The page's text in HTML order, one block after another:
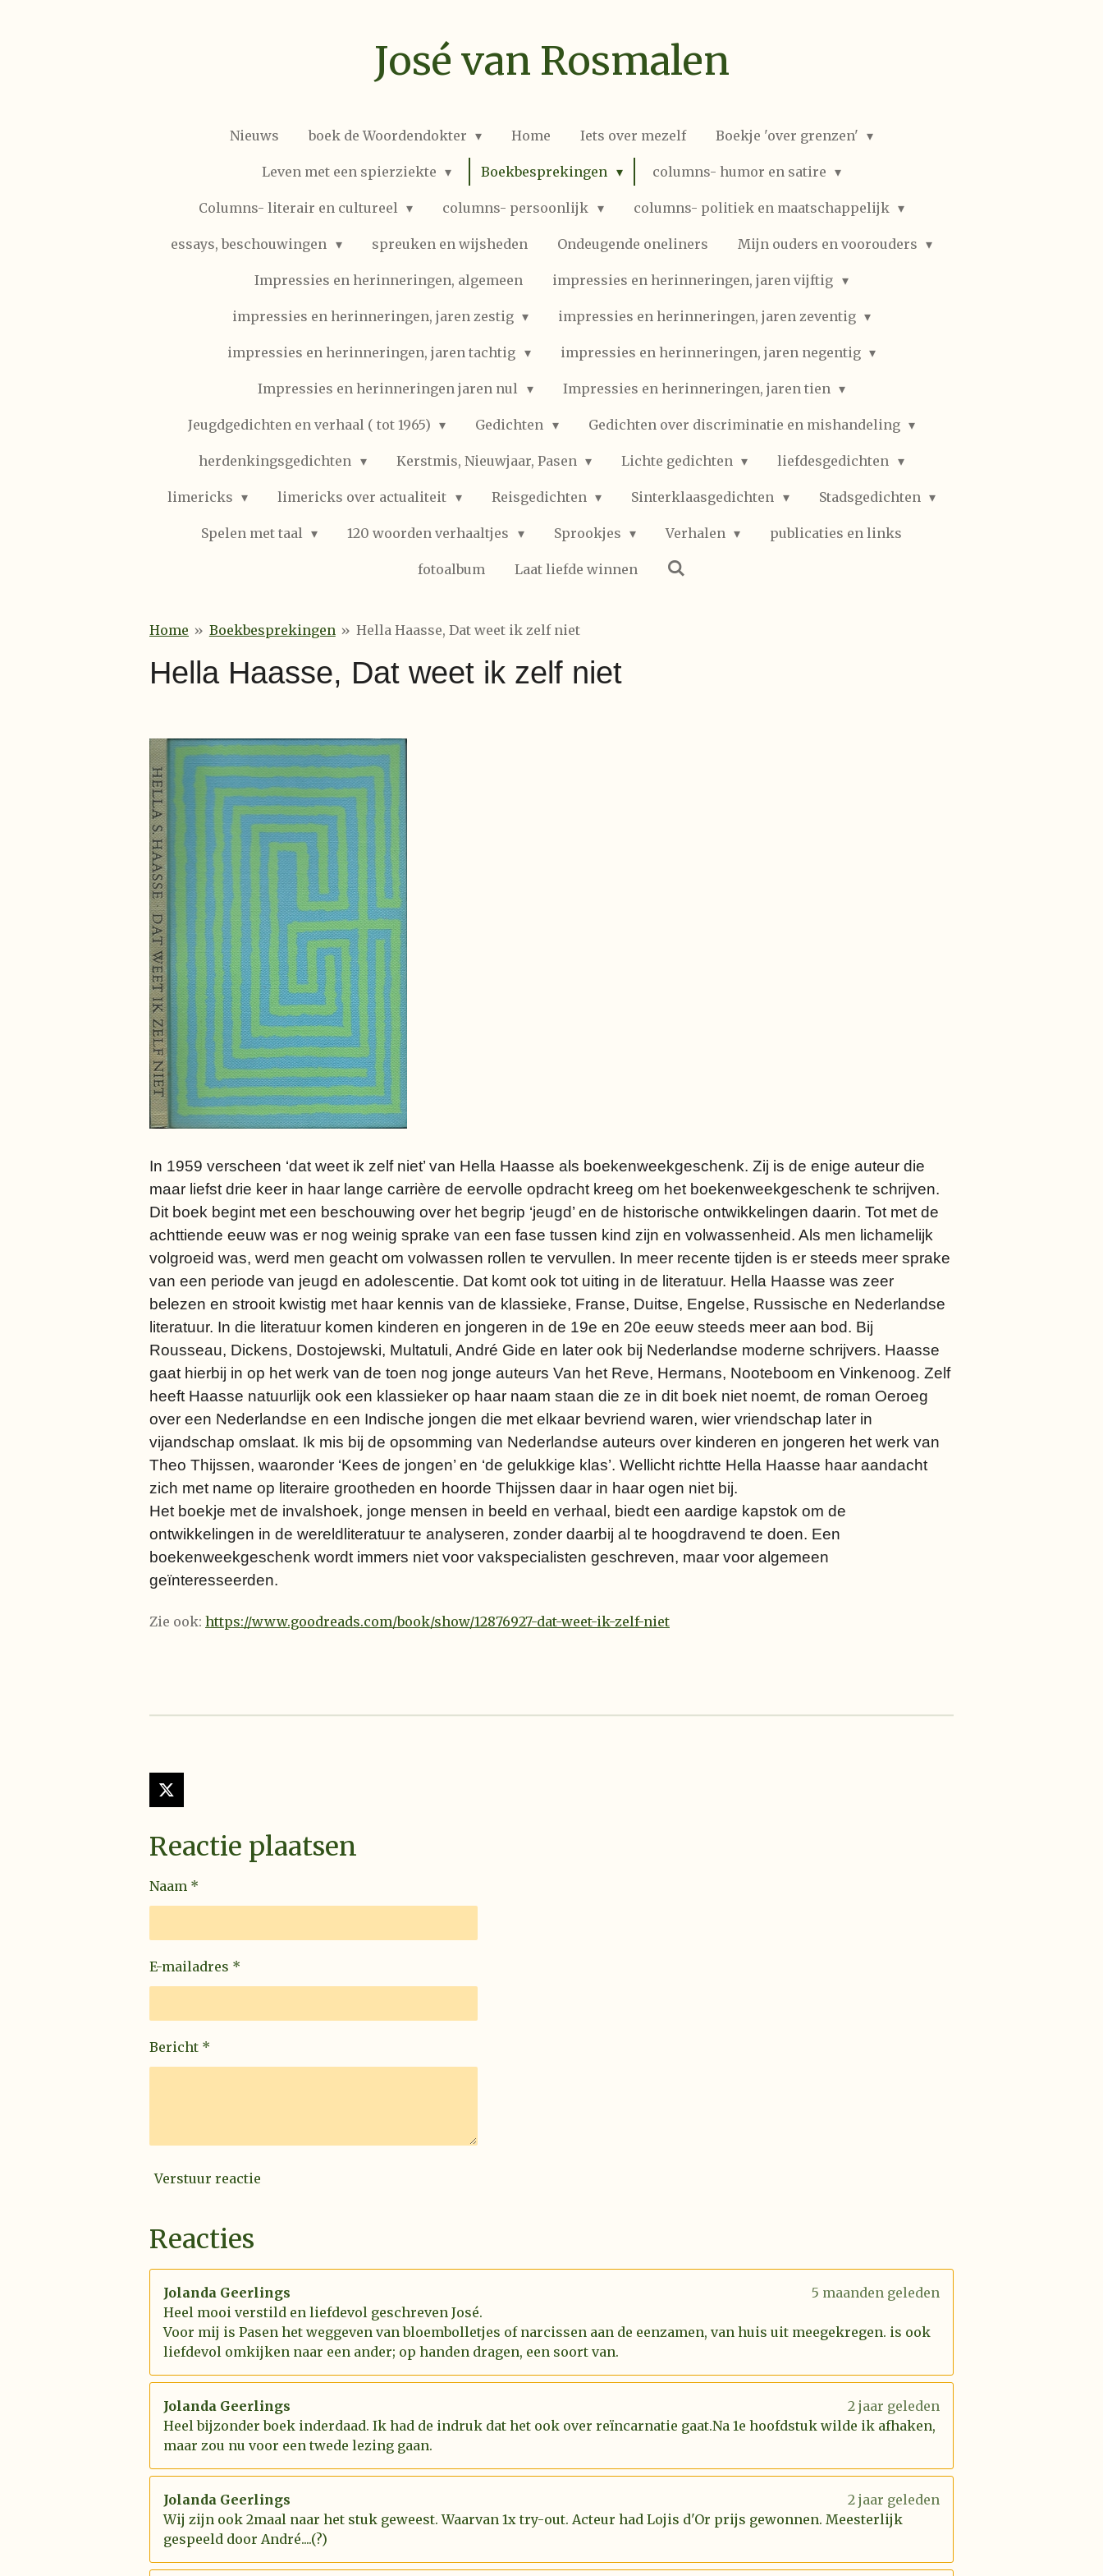
José van Rosmalen
Nieuws boek de Woordendokter Home Iets over mezelf Boekje 'over grenzen'
Leven met een spierziekte Boekbesprekingen columns- humor en satire
Columns- literair en cultureel columns- persoonlijk columns- politiek en maatschappelijk
essays, beschouwingen spreuken en wijsheden Ondeugende oneliners Mijn ouders en voorouders
Impressies en herinneringen, algemeen impressies en herinneringen, jaren vijftig
impressies en herinneringen, jaren zestig impressies en herinneringen, jaren zeventig
impressies en herinneringen, jaren tachtig impressies en herinneringen, jaren negentig
Impressies en herinneringen jaren nul Impressies en herinneringen, jaren tien
Jeugdgedichten en verhaal ( tot 1965) Gedichten Gedichten over discriminatie en mishandeling
herdenkingsgedichten Kerstmis, Nieuwjaar, Pasen Lichte gedichten liefdesgedichten
limericks limericks over actualiteit Reisgedichten Sinterklaasgedichten Stadsgedichten
Spelen met taal 120 woorden verhaaltjes Sprookjes Verhalen publicaties en links
fotoalbum Laat liefde winnen
Home » Boekbesprekingen » Hella Haasse, Dat weet ik zelf niet
Hella Haasse, Dat weet ik zelf niet
In 1959 verscheen ‘dat weet ik zelf niet’ van Hella Haasse als boekenweekgeschenk. Zij is de enige auteur die
maar liefst drie keer in haar lange carrière de eervolle opdracht kreeg om het boekenweekgeschenk te schrijven.
Dit boek begint met een beschouwing over het begrip ‘jeugd’ en de historische ontwikkelingen daarin. Tot met de
achttiende eeuw was er nog weinig sprake van een fase tussen kind zijn en volwassenheid. Als men lichamelijk
volgroeid was, werd men geacht om volwassen rollen te vervullen. In meer recente tijden is er steeds meer sprake
van een periode van jeugd en adolescentie. Dat komt ook tot uiting in de literatuur. Hella Haasse was zeer
belezen en strooit kwistig met haar kennis van de klassieke, Franse, Duitse, Engelse, Russische en Nederlandse
literatuur. In die literatuur komen kinderen en jongeren in de 19e en 20e eeuw steeds meer aan bod. Bij
Rousseau, Dickens, Dostojewski, Multatuli, André Gide en later ook bij Nederlandse moderne schrijvers. Haasse
gaat hierbij in op het werk van de toen nog jonge auteurs Van het Reve, Hermans, Nooteboom en Vinkenoog. Zelf
heeft Haasse natuurlijk ook een klassieker op haar naam staan die ze in dit boek niet noemt, de roman Oeroeg
over een Nederlandse en een Indische jongen die met elkaar bevriend waren, wier vriendschap later in
vijandschap omslaat. Ik mis bij de opsomming van Nederlandse auteurs over kinderen en jongeren het werk van
Theo Thijssen, waaronder ‘Kees de jongen’ en ‘de gelukkige klas’. Wellicht richtte Hella Haasse haar aandacht
zich met name op literaire grootheden en hoorde Thijssen daar in haar ogen niet bij.
Het boekje met de invalshoek, jonge mensen in beeld en verhaal, biedt een aardige kapstok om de
ontwikkelingen in de wereldliteratuur te analyseren, zonder daarbij al te hoogdravend te doen. Een
boekenweekgeschenk wordt immers niet voor vakspecialisten geschreven, maar voor algemeen
geïnteresseerden.
Zie ook: https://www.goodreads.com/book/show/12876927-dat-weet-ik-zelf-niet
X
Reactie plaatsen
Naam *
E-mailadres *
Bericht *
Verstuur reactie
Reacties
Jolanda Geerlings
5 maanden geleden
Heel mooi verstild en liefdevol geschreven José.
Voor mij is Pasen het weggeven van bloembolletjes of narcissen aan de eenzamen, van huis uit meegekregen. is ook
liefdevol omkijken naar een ander; op handen dragen, een soort van.
Jolanda Geerlings
2 jaar geleden
Heel bijzonder boek inderdaad. Ik had de indruk dat het ook over reïncarnatie gaat.Na 1e hoofdstuk wilde ik afhaken,
maar zou nu voor een twede lezing gaan.
Jolanda Geerlings
2 jaar geleden
Wij zijn ook 2maal naar het stuk geweest. Waarvan 1x try-out. Acteur had Lojis d'Or prijs gewonnen. Meesterlijk
gespeeld door André....(?)